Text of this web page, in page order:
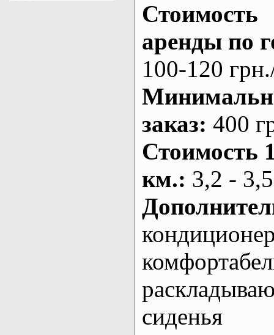
Стоимость
аренды по
100-120
заказ: 400
Стоимость
км.: 3,2 -
сиденья